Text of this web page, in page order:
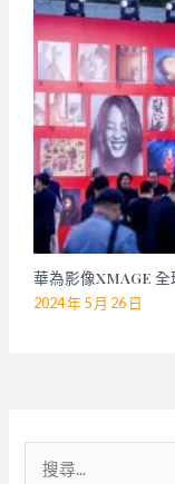
華為影像XMAGE
2024 年 5 月 26 日